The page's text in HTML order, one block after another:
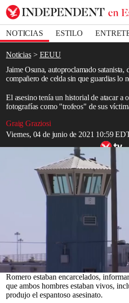
NOTICIAS ESTILO
DEPORTES
Noticias
EEUU
Jaime Osuna, autoproclamado satanista,
compañero de celda sin que guardias lo
El asesino tenía un historial de atacar a
fotografías como "trofeos" de sus
Graig Graziosi
Viernes, 04 de junio de 2021 10:59
Bookmark popover
Removed from bookmarks
Close popover
seconds
District attorney says Jaime Osuna case
gruesome ' he's ever had in his career
Se ha criticado a un grupo de guardias
aparentemente no darse cuenta de que
"satanista" y asesino convicto decapitó
El 9 de marzo de 2019, Jaime Osuna,
diseccionó el cuerpo de su compañero
44, con un cuchillo improvisado,
Los guardias de la prisión estatal de
Romero estaban encarcelados,
que ambos hombres estaban vivos,
produjo el espantoso asesinato.